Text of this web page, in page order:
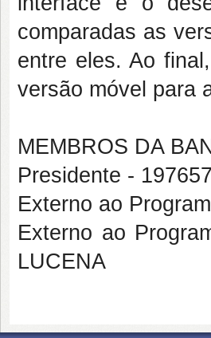
comparadas as
entre eles. Ao
versão móvel para
MEMBROS DA
Presidente -
Externo ao
Externo ao
LUCENA